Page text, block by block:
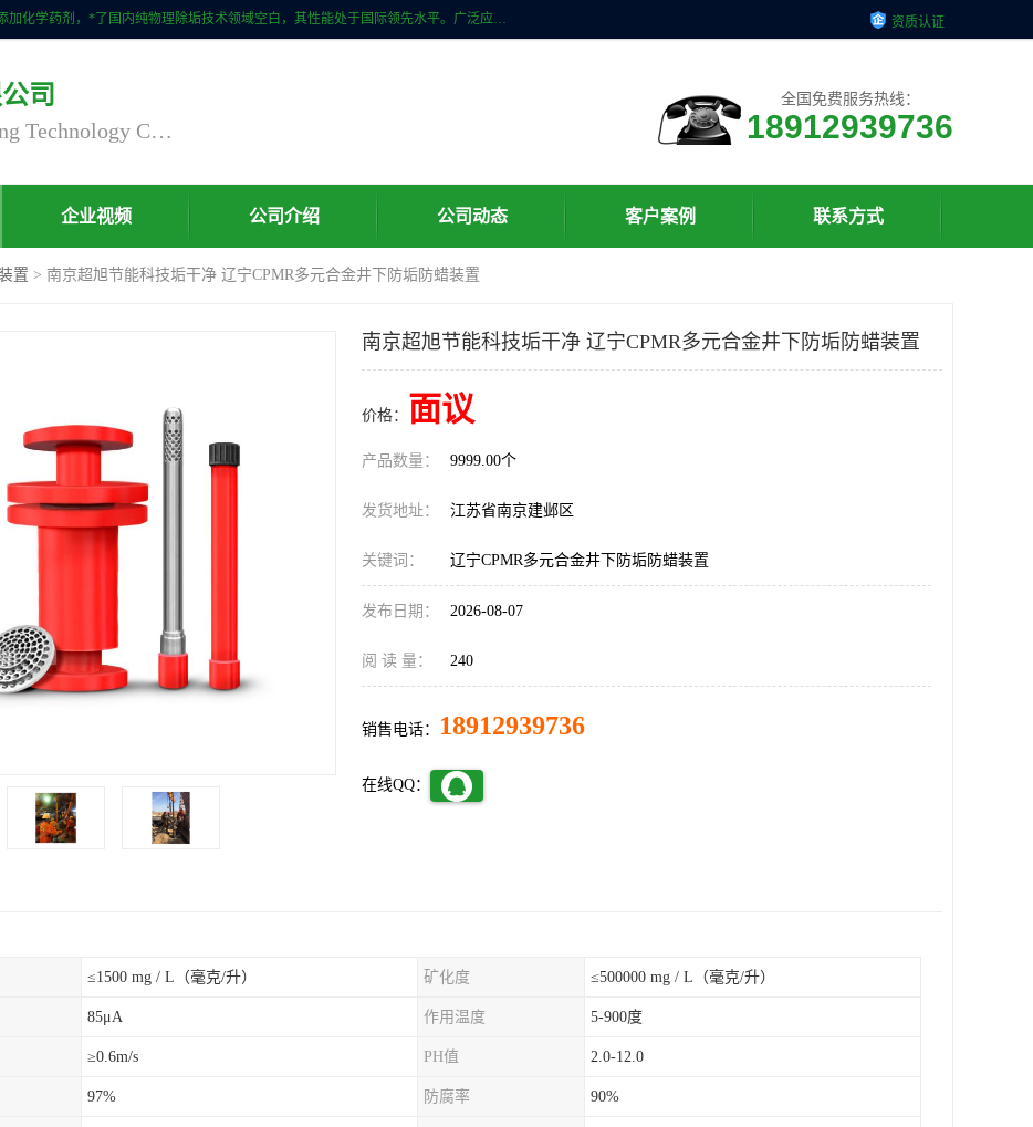
自主研发生产的CPMR全智能防垢除垢节碳装置，无磁无电，不添加化学药剂，*了国内纯物理除垢技术领域空白，其性能处于国际领先水平。广泛应用于石油炼化、钢铁冶炼、电力、煤矿、化工、供暖、压铸、汽车制造、涉水家电等行业。 资质认证
司
Nanjing Chaoxu Energy Saving Technology Co., Ltd
全国免费服务热线：
18912939736
企业视频 公司介绍 公司动态 客户案例 联系方式
置 > 南京超旭节能科技垢干净 辽宁CPMR多元合金井下防垢防蜡装置
南京超旭节能科技垢干净 辽宁CPMR多元合金井下防垢防蜡装置
价格： 面议
产品数量： 9999.00个
发货地址： 江苏省南京建邺区
关键词： 辽宁CPMR多元合金井下防垢防蜡装置
发布日期： 2026-08-07
阅 读 量： 240
销售电话： 18912939736
在线QQ：
≤1500 mg / L（毫克/升） 矿化度 ≤500000 mg / L（毫克/升）
85μA 作用温度 5-900度
≥0.6m/s PH值 2.0-12.0
97% 防腐率 90%